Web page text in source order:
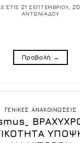
ΣΤΙΣ 21 ΣΕΠΤΕΜΒΡΙΟΥ,
ΑΝΤΩΝΙΑΔΟΥ
Προβολή →
ΓΕΝΙΚΕΣ ΑΝΑΚΟΙΝΩΣΕΙΣ